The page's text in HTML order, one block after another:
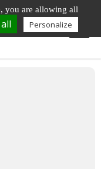
you are allowing all
Personalize